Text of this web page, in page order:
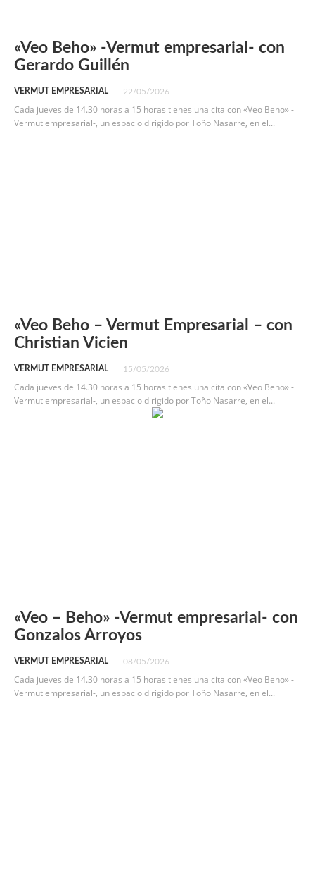
«Veo Beho» -Vermut empresarial- con
Gerardo Guillén
VERMUT EMPRESARIAL 22/05/2026
Cada jueves de 14.30 horas a 15 horas tienes una cita con «Veo Beho» -
Vermut empresarial-, un espacio dirigido por Toño Nasarre, en el...
«Veo Beho – Vermut Empresarial – con
Christian Vicien
VERMUT EMPRESARIAL 15/05/2026
Cada jueves de 14.30 horas a 15 horas tienes una cita con «Veo Beho» -
Vermut empresarial-, un espacio dirigido por Toño Nasarre, en el...
«Veo – Beho» -Vermut empresarial- con
Gonzalos Arroyos
VERMUT EMPRESARIAL 08/05/2026
Cada jueves de 14.30 horas a 15 horas tienes una cita con «Veo Beho» -
Vermut empresarial-, un espacio dirigido por Toño Nasarre, en el...